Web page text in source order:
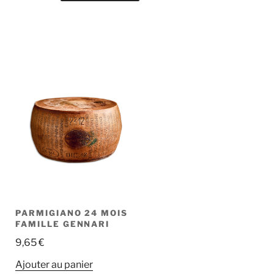
PARMIGIANO 24 MOIS
FAMILLE GENNARI
9,65€
Ajouter au panier